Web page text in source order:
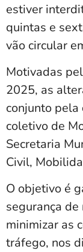
estiver
quintas e
vão circular
Motivadas
2025, as
conjunto
coletivo de
Secretaria
Civil,
O objetivo é
segurança
minimizar as
tráfego, nos